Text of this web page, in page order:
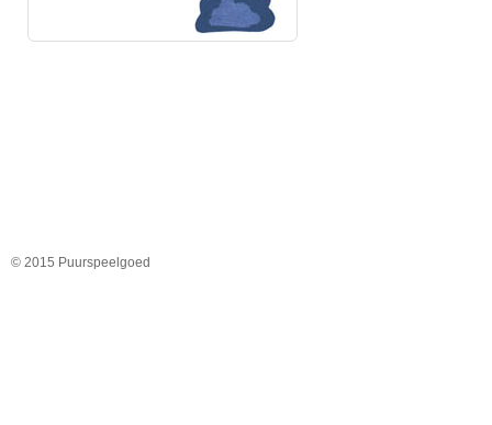
© 2015 Puurspeelgoed